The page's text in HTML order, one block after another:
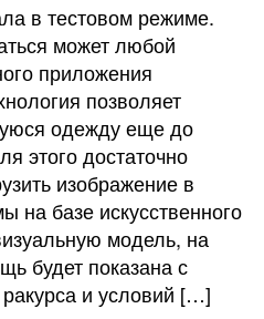
на
Wildberries
стала
доступна
для
всех
пользователей
в тестовом режиме.
может любой
приложения
позволяет
одежду еще до
этого достаточно
изображение в
на базе искусственного
модель, на
будет показана с
и условий […]